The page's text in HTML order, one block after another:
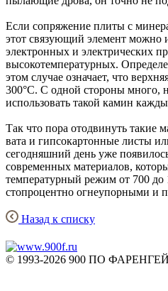
Если сопряжение плиты с
этот связующий элемент можно
электронных и электрических
высокотемпературных.
этом случае означает, что
300°C. С одной стороны много,
использовать такой камин
Так что пора отодвинуть такие
вата и гипсокартонные листы
сегодняшний день уже
современных материалов,
температурный режим от 700 до
стопроцентно огнеупорными и
Назад к списку
© 1993-2026 900 ПО